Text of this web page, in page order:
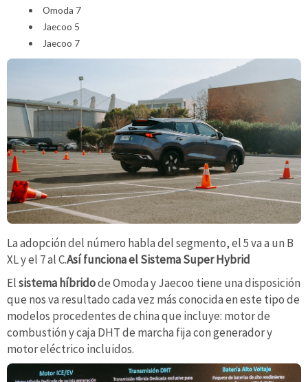
Omoda 7
Jaecoo 5
Jaecoo 7
La adopción del número habla del segmento, el 5 va a un B
XL y el 7 al C.Así funciona el Sistema Super Hybrid
Elsistema híbridode Omoda y Jaecoo tiene una disposición
que nos va resultado cada vez más conocida en este tipo de
modelos procedentes de china que incluye: motor de
combustión y caja DHT de marcha fija con generador y
motor eléctrico incluidos.